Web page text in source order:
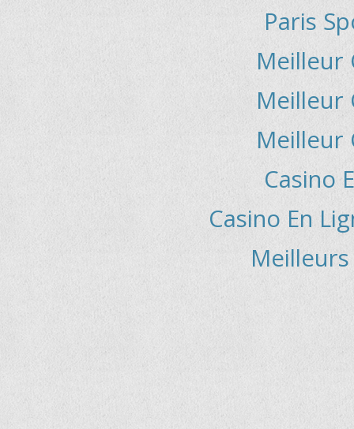
Paris
Meilleur
Meilleur
Meilleur
Casino
Casino En